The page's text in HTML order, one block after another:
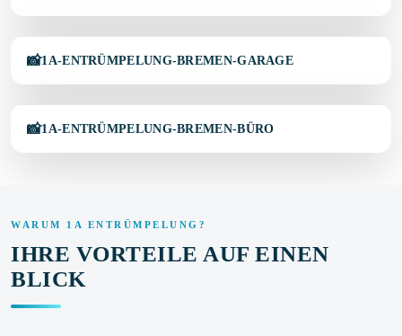
↔
VORHER
1A-ENTRÜMPELUNG-BREMEN-GARAGE
↔
VORHER
1A-ENTRÜMPELUNG-BREMEN-BÜRO
WARUM 1A ENTRÜMPELUNG?
IHRE VORTEILE AUF EINEN
BLICK